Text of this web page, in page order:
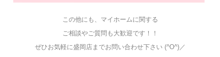
この他にも、マイホームに関する
ご相談やご質問も大歓迎です！！
ぜひお気軽に盛岡店までお問い合わせ下さい (^O^)／